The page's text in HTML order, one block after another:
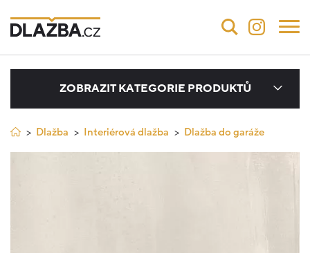
ZOBRAZIT KATEGORIE PRODUKTŮ
Dlažba Interiérová dlažba Dlažba do garáže